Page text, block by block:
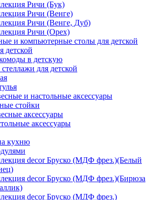
Ричи (Бук)
Ричи (Венге)
Ричи (Венге, Дуб)
Ричи (Орех)
и компьютерные столы для детской
детской
в детскую
для детской
и настольные аксессуары
стойки
аксессуары
аксессуары
кухню
decor Бруско (МДФ фрез.)(Белый
decor Бруско (МДФ фрез.)(Бирюза
decor Бруско (МДФ фрез.)